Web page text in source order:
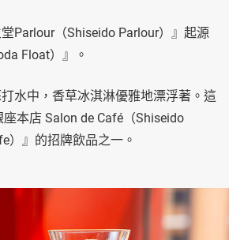
Parlour（Shiseido Parlour）』起源
Float）』。
水中，香草冰淇淋優雅地漂浮著。這
本店 Salon de Café（Shiseido
）』的招牌飲品之一。